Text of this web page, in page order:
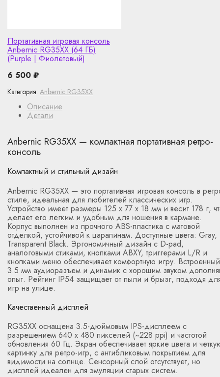
Описание
Детали
Anbernic RG35XX — компактная портативная ретро-
консоль
Компактный и стильный дизайн
Anbernic RG35XX — это портативная игровая консоль в
стиле, идеальная для любителей классических игр.
Устройство имеет размеры 125 x 77 x 18 мм и весит 178 г,
делает его легким и удобным для ношения в кармане.
Корпус выполнен из прочного ABS-пластика с матовой
отделкой, устойчивой к царапинам. Доступные цвета: Gray,
Transparent Black. Эргономичный дизайн с D-pad,
аналоговыми стиками, кнопками ABXY, триггерами L/R и
кнопками меню обеспечивает комфортную игру. Встроенный
3.5 мм аудиоразъем и динамик с хорошим звуком
опыт. Рейтинг IP54 защищает от пыли и брызг, подходя
игр на улице.
Качественный дисплей
RG35XX оснащена 3.5-дюймовым IPS-дисплеем с
разрешением 640 x 480 пикселей (~228 ppi) и частотой
обновления 60 Гц. Экран обеспечивает яркие цвета и
картинку для ретро-игр, с антибликовым покрытием для
видимости на солнце. Сенсорный слой отсутствует, но
дисплей идеален для эмуляции старых систем.
Категория: Anbernic RG35XX
Портативная игровая консоль
Anbernic RG35XX (64 ГБ)
(Purple | Фиолетовый)
6 500 ₽